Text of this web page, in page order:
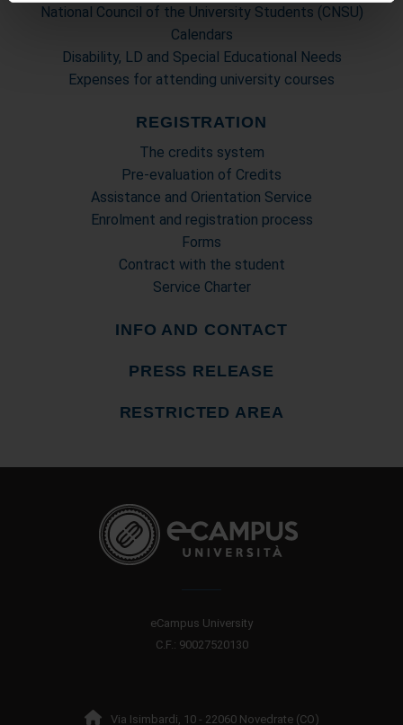
Utilizziamo i cookie per personalizzare contenuti ed
annunci, per fornire funzionalità dei social media e per
informazioni sul modo in cui utilizza il nostro sito con i
nostri partner che si occupano di analisi dei dati web,
raccolto dal suo utilizzo dei loro servizi.
National Council of the University Students (CNSU)
Calendars
Disability, LD and Special Educational Needs
Expenses for attending university courses
REGISTRATION
The credits system
Pre-evaluation of Credits
Assistance and Orientation Service
Enrolment and registration process
Forms
Contract with the student
Service Charter
INFO AND CONTACT
PRESS RELEASE
RESTRICTED AREA
eCampus University
C.F.: 90027520130
Via Isimbardi, 10 - 22060 Novedrate (CO)